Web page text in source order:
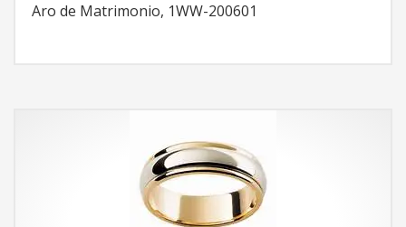
Aro de Matrimonio, 1WW-200601